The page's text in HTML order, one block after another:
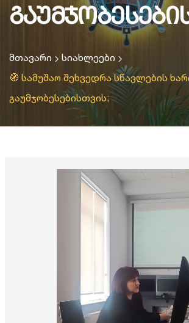
მთავარი
სიახლეები
🧭 სამუშაო შეხვედრა სწავლების
გაუმჯობესებისთვის;